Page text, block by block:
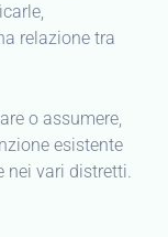
relazione tra
o assumere,
esistente
nei vari distretti.